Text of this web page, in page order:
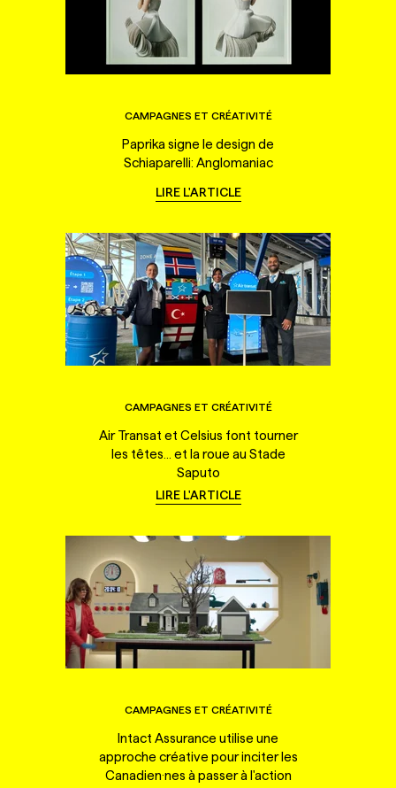
CAMPAGNES ET CRÉATIVITÉ
Paprika signe le design de
Schiaparelli: Anglomaniac
LIRE L'ARTICLE
CAMPAGNES ET CRÉATIVITÉ
Air Transat et Celsius font tourner
les têtes... et la roue au Stade
Saputo
LIRE L'ARTICLE
CAMPAGNES ET CRÉATIVITÉ
Intact Assurance utilise une
approche créative pour inciter les
Canadien·nes à passer à l'action